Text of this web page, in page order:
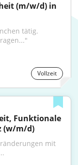
(m/w/d) in
tätig.
Vollzeit
Funktionale
(w/m/d)
mit